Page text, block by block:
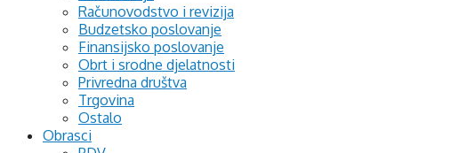
Računovodstvo i revizija
Budzetsko poslovanje
Finansijsko poslovanje
Obrt i srodne djelatnosti
Privredna društva
Trgovina
Ostalo
Obrasci